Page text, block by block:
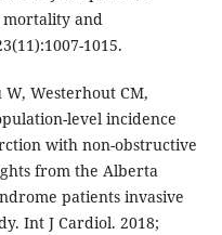
mortality and
1015.
W, Westerhout CM,
level incidence
with non-obstructive
from the Alberta
patients invasive
Int J Cardiol. 2018;